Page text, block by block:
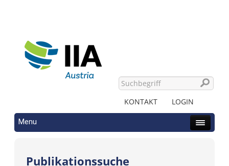
KONTAKT LOGIN
Menu
Publikationssuche